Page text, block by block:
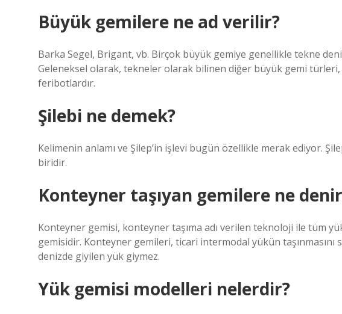
Büyük gemilere ne ad verilir?
Barka Segel, Brigant, vb. Birçok büyük gemiye genellikle tekne
Geleneksel olarak, tekneler olarak bilinen diğer büyük gemi
feribotlardır.
Şilebi ne demek?
Kelimenin anlamı ve Şilep’in işlevi bugün özellikle merak ediyor.
biridir.
Konteyner taşıyan gemilere ne
Konteyner gemisi, konteyner taşıma adı verilen teknoloji ile tüm
gemisidir. Konteyner gemileri, ticari intermodal yükün taşınmasını
denizde giyilen yük giymez.
Yük gemisi modelleri nelerdir?